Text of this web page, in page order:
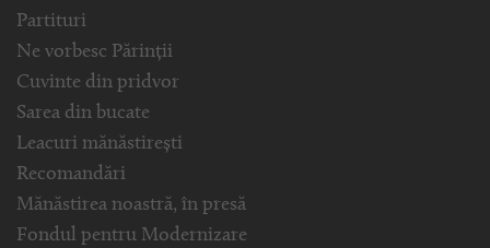
Partituri
Ne vorbesc Părinții
Cuvinte din pridvor
Sarea din bucate
Leacuri mănăstirești
Recomandări
Mănăstirea noastră, în presă
Fondul pentru Modernizare